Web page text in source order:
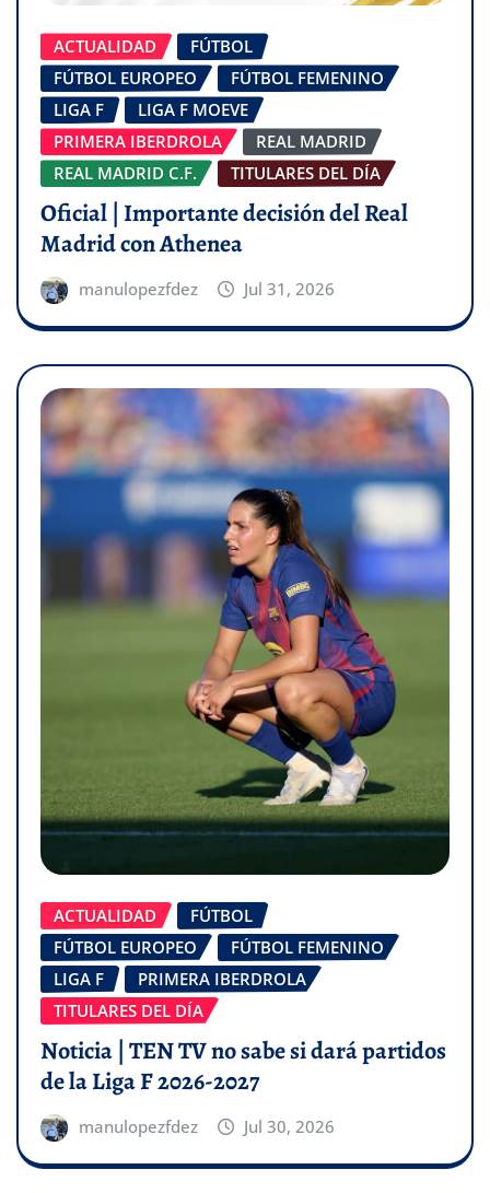
ACTUALIDAD
FÚTBOL
FÚTBOL EUROPEO
FÚTBOL FEMENINO
LIGA F
LIGA F MOEVE
PRIMERA IBERDROLA
REAL MADRID
REAL MADRID C.F.
TITULARES DEL DÍA
Oficial | Importante decisión del Real
Madrid con Athenea
manulopezfdez Jul 31, 2026
ACTUALIDAD
FÚTBOL
FÚTBOL EUROPEO
FÚTBOL FEMENINO
LIGA F
PRIMERA IBERDROLA
TITULARES DEL DÍA
Noticia | TEN TV no sabe si dará partidos
de la Liga F 2026-2027
manulopezfdez Jul 30, 2026